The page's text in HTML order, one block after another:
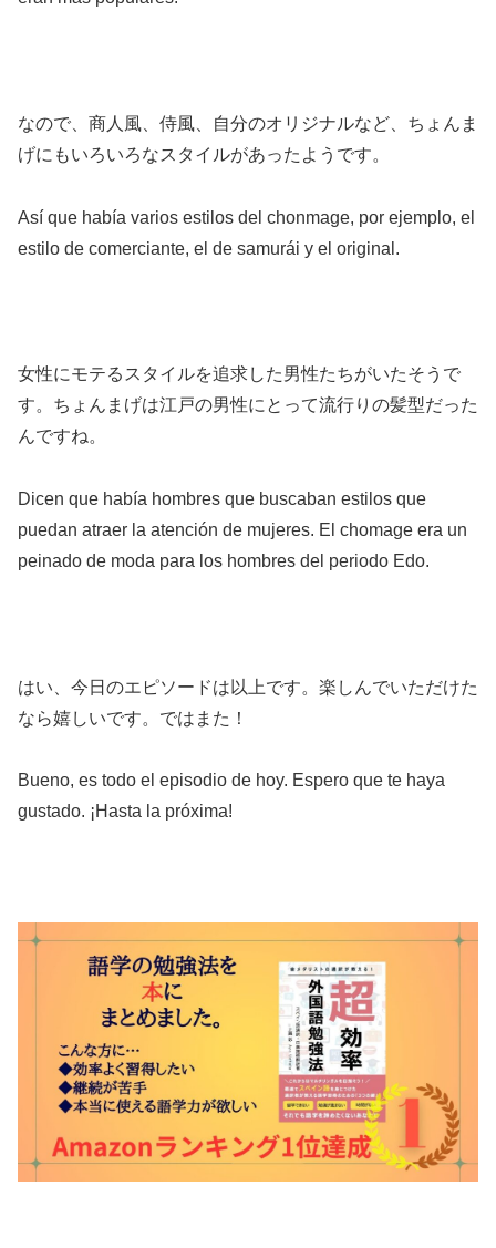
なので、商人風、侍風、自分のオリジナルなど、ちょんま
げにもいろいろなスタイルがあったようです。
Así que había varios estilos del chonmage, por ejemplo, el
estilo de comerciante, el de samurái y el original.
女性にモテるスタイルを追求した男性たちがいたそうで
す。ちょんまげは江戸の男性にとって流行りの髪型だった
んですね。
Dicen que había hombres que buscaban estilos que
puedan atraer la atención de mujeres. El chomage era un
peinado de moda para los hombres del periodo Edo.
はい、今日のエピソードは以上です。楽しんでいただけた
なら嬉しいです。ではまた！
Bueno, es todo el episodio de hoy. Espero que te haya
gustado. ¡Hasta la próxima!